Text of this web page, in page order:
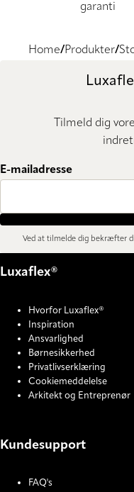
garanti
Home Produkter
Tilmeld dig
E-mailadresse
Ved at tilmelde dig bekræfter
Luxaflex®
Hvorfor Luxaflex®
Inspiration
Ansvarlighed
Børnesikkerhed
Privatlivserklæring
Cookiemeddelelse
Arkitekt og Entreprenør
Kundesupport
FAQ's